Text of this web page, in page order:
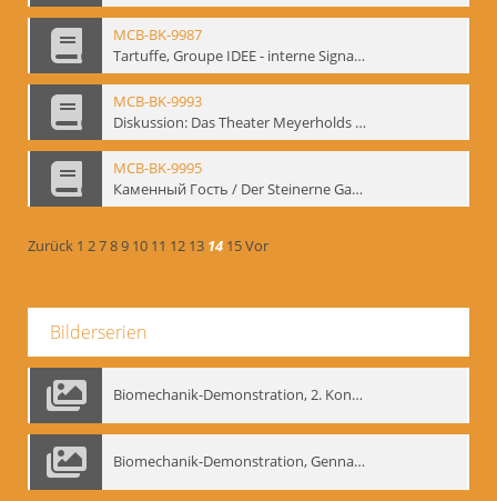
MCB-BK-9987
Tartuffe, Groupe IDEE - interne Signatur: BM-prt-194
MCB-BK-9993
Diskussion: Das Theater Meyerholds und die Biomechanik, 18.09.1995 - interne Signatur: BM-prt-200
MCB-BK-9995
Каменный Гость / Der Steinerne Gast - interne Signatur: BM-prt-202
Zurück 1 2789 10 11 12 13 14 15Vor
Bilderserien
Biomechanik-Demonstration, 2. Kongress der EMF, Mai 1995
Biomechanik-Demonstration, Gennadij Bogdanow im Berliner Ensemble, 04.10.1991